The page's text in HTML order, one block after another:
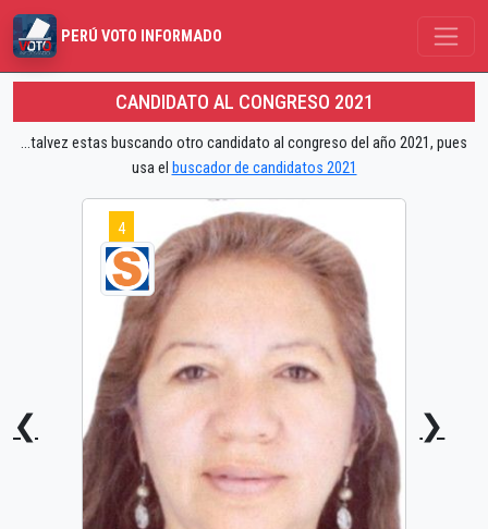
PERÚ VOTO INFORMADO
CANDIDATO AL CONGRESO 2021
...talvez estas buscando otro candidato al congreso del año 2021, pues
usa el buscador de candidatos 2021
❮
4
❯